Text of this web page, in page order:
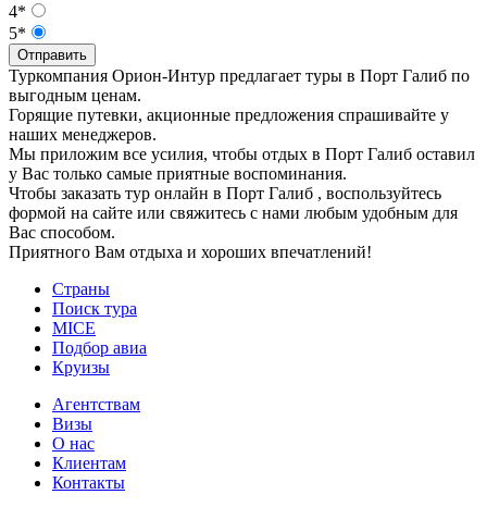
4*
5*
Отправить
Туркомпания Орион-Интур предлагает туры в Порт Галиб по
выгодным ценам.
Горящие путевки, акционные предложения спрашивайте у
наших менеджеров.
Мы приложим все усилия, чтобы отдых в Порт Галиб оставил
у Вас только самые приятные воспоминания.
Чтобы заказать тур онлайн в Порт Галиб , воспользуйтесь
формой на сайте или свяжитесь с нами любым удобным для
Вас способом.
Приятного Вам отдыха и хороших впечатлений!
Страны
Поиск тура
MICE
Подбор авиа
Круизы
Агентствам
Визы
О нас
Клиентам
Контакты